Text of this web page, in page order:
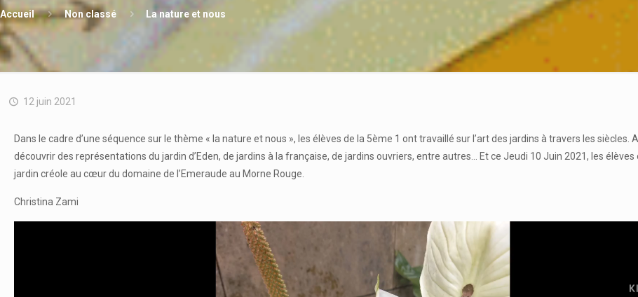
Accueil Non classé La nature et nous
12 juin 2021
Dans le cadre d’une séquence sur le thème « la nature et nous », les élèves de la 5ème 1 ont travaillé sur l’art des jardins à travers les siècles.
découvrir des représentations du jardin d’Eden, de jardins à la française, de jardins ouvriers, entre autres… Et ce Jeudi 10 Juin 2021, les élèves
jardin créole au cœur du domaine de l’Emeraude au Morne Rouge.
Christina Zami